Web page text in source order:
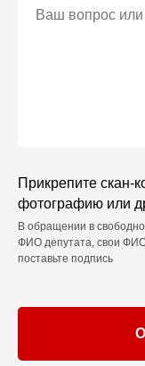
Прикрепите скан-
фотографию или
В обращении в
ФИО депутата, свои
поставьте подпись